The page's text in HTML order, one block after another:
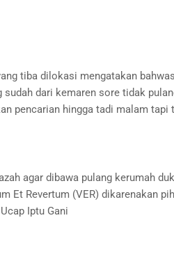
tiba dilokasi mengatakan
sudah dari kemaren sore tidak
pencarian hingga tadi malam
agar dibawa pulang kerumah
Et Revertum (VER) dikarenakan
Iptu Gani